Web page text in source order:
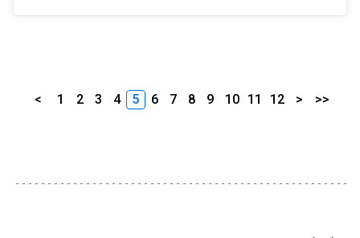
< 1 2 3 4 5 6 7 8 9 10 11 12 > >>